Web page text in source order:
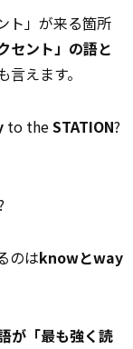
ト」が来る箇所
セント」の語と
言えます。
to theSTATION?
のはknowとway
が「最も強く読